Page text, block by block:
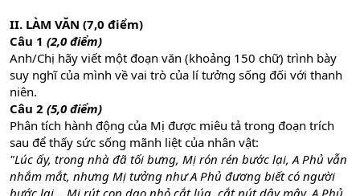
II. LÀM VĂN (7,0 điểm)
Câu 1 (2,0 điểm)
Anh/Chị hãy viết một đoạn văn (khoảng 150 chữ) trình bày
suy nghĩ của mình về vai trò của lí tưởng sống đối với thanh
niên.
Câu 2 (5,0 điểm)
Phân tích hành động của Mị được miêu tả trong đoạn trích
sau để thấy sức sống mãnh liệt của nhân vật:
"Lúc ấy, trong nhà đã tối bưng, Mị rón rén bước lại, A Phủ vẫn
nhắm mắt, nhưng Mị tưởng như A Phủ đương biết có người